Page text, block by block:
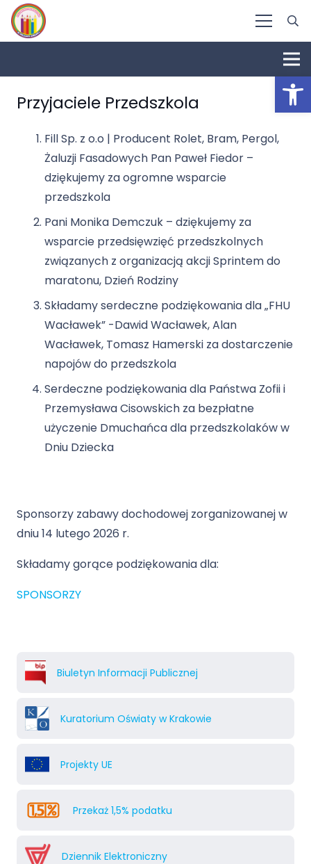
Przyjaciele Przedszkola
Fill Sp. z o.o | Producent Rolet, Bram, Pergol,
Żaluzji Fasadowych Pan Paweł Fiedor –
dziękujemy za ogromne wsparcie
przedszkola
Pani Monika Demczuk – dziękujemy za
wsparcie przedsięwzięć przedszkolnych
związanych z organizacją akcji Sprintem do
maratonu, Dzień Rodziny
Składamy serdeczne podziękowania dla „FHU
Wacławek” -Dawid Wacławek, Alan
Wacławek, Tomasz Hamerski za dostarczenie
napojów do przedszkola
Serdeczne podziękowania dla Państwa Zofii i
Przemysława Cisowskich za bezpłatne
użyczenie Dmuchańca dla przedszkolaków w
Dniu Dziecka
Sponsorzy zabawy dochodowej zorganizowanej w
dniu 14 lutego 2026 r.
Składamy gorące podziękowania dla:
SPONSORZY
Biuletyn Informacji Publicznej
Kuratorium Oświaty w Krakowie
Projekty UE
Przekaż 1,5% podatku
Dziennik Elektroniczny